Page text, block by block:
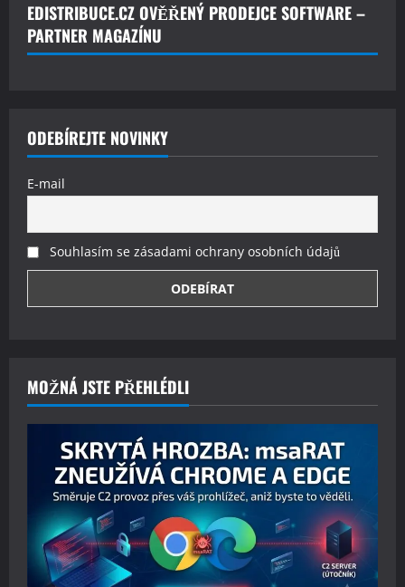
EDISTRIBUCE.CZ OVĚŘENÝ PRODEJCE SOFTWARE –
PARTNER MAGAZÍNU
ODEBÍREJTE NOVINKY
E-mail
Souhlasím se zásadami ochrany osobních údajů
MOŽNÁ JSTE PŘEHLÉDLI